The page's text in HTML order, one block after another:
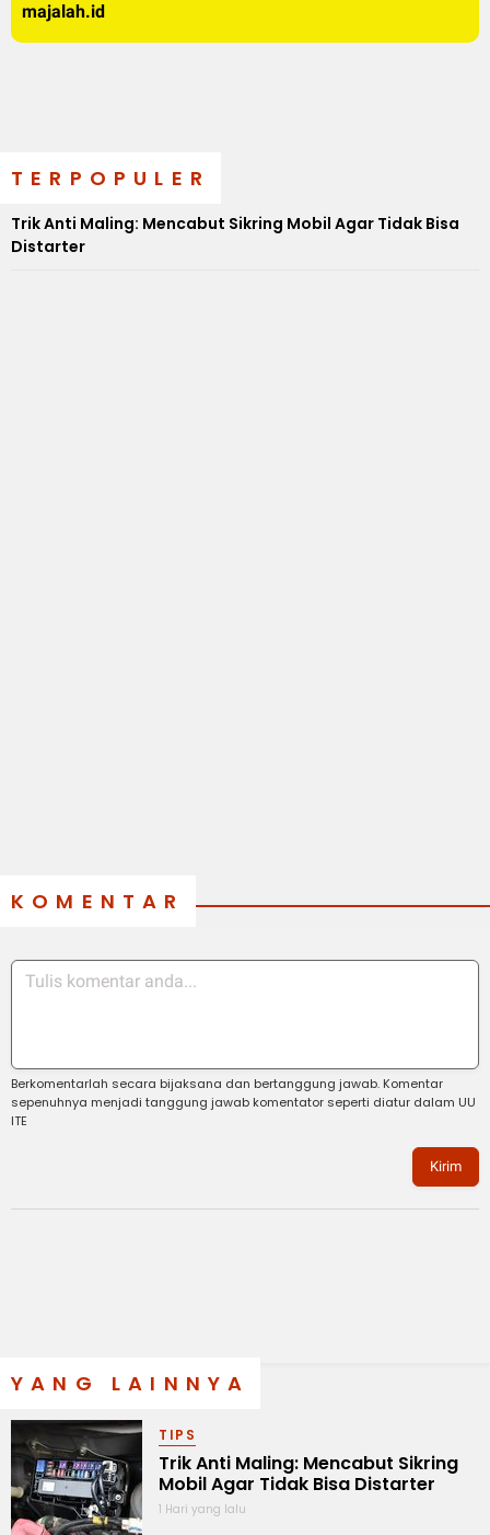
majalah.id
TERPOPULER
Trik Anti Maling: Mencabut Sikring Mobil Agar Tidak Bisa
Distarter
KOMENTAR
Berkomentarlah secara bijaksana dan bertanggung jawab. Komentar
sepenuhnya menjadi tanggung jawab komentator seperti diatur dalam UU
ITE
Kirim
YANG LAINNYA
TIPS
Trik Anti Maling: Mencabut Sikring
Mobil Agar Tidak Bisa Distarter
1 Hari yang lalu